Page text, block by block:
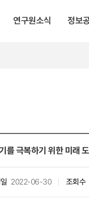
연구원소식 정보
를 극복하기 위한 미래
2022-06-30 조회수